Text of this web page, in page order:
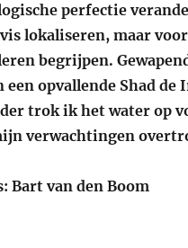
perfectie
lokaliseren, maar
begrijpen.
een opvallende Shad de
trok ik het water op
verwachtingen
Bart van den Boom